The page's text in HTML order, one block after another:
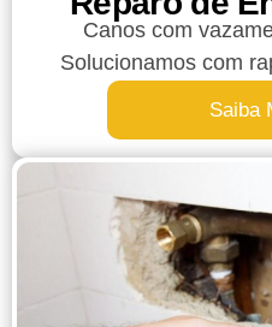
Canos com
Solucionamos com
Saiba